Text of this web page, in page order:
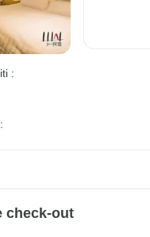
:
check-out